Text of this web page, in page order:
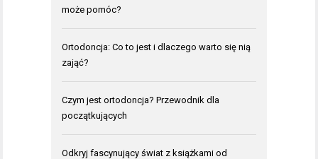
może pomóc?
Ortodoncja: Co to jest i dlaczego warto się nią
zająć?
Czym jest ortodoncja? Przewodnik dla
początkujących
Odkryj fascynujący świat z książkami od